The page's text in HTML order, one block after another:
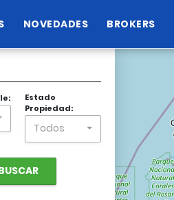
NOVEDADES BROKERS
Estado
Propiedad:
Todos
−